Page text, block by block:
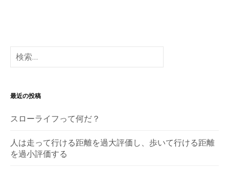
検
索:
最近の投稿
スローライフって何だ？
人は走って行ける距離を過大評価し、歩いて行ける距離
を過小評価する